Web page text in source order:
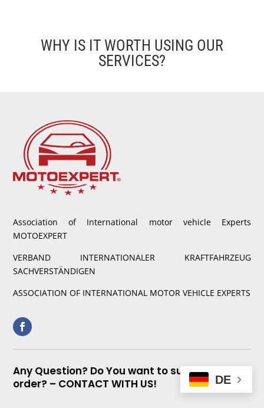
WHY IS IT WORTH USING OUR
SERVICES?
Association of International motor vehicle Experts
MOTOEXPERT
VERBAND INTERNATIONALER KRAFTFAHRZEUG
SACHVERSTÄNDIGEN
ASSOCIATION OF INTERNATIONAL MOTOR VEHICLE EXPERTS
Any Question? Do You want to submit a
order? – CONTACT WITH US!
DE